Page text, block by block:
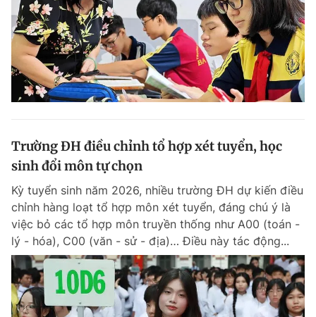
Trường ĐH điều chỉnh tổ hợp xét tuyển, học
sinh đổi môn tự chọn
Kỳ tuyển sinh năm 2026, nhiều trường ĐH dự kiến điều
chỉnh hàng loạt tổ hợp môn xét tuyển, đáng chú ý là
việc bỏ các tổ hợp môn truyền thống như A00 (toán -
lý - hóa), C00 (văn - sử - địa)… Điều này tác động...